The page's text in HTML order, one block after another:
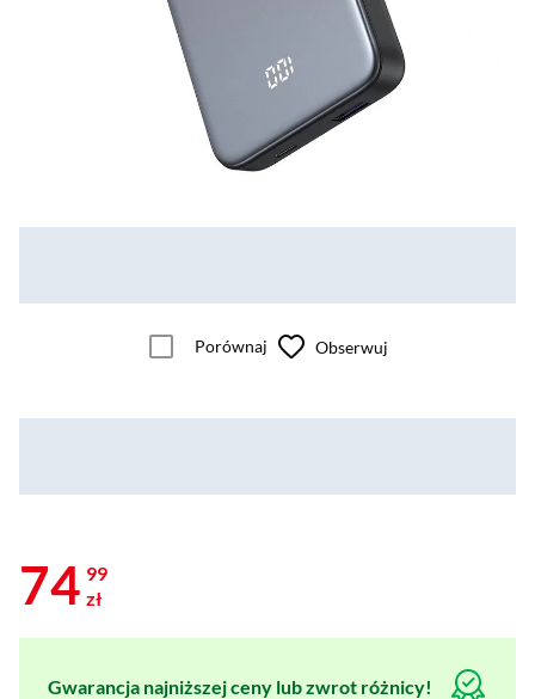
Porównaj Obserwuj
74 99
zł
Gwarancja najniższej ceny lub zwrot różnicy!